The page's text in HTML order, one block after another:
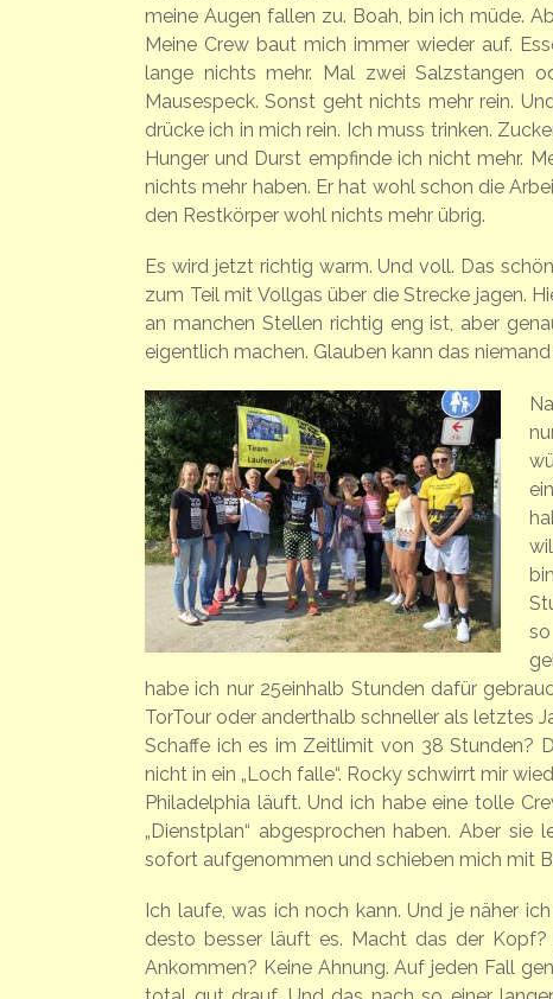
meine Augen fallen zu. Boah, bin ich müde.
Meine Crew baut mich immer wieder auf.
lange nichts mehr. Mal zwei Salzstangen
Mausespeck. Sonst geht nichts mehr rein.
drücke ich in mich rein. Ich muss trinken.
Hunger und Durst empfinde ich nicht mehr.
nichts mehr haben. Er hat wohl schon die
den Restkörper wohl nichts mehr übrig.
Es wird jetzt richtig warm. Und voll. Das
zum Teil mit Vollgas über die Strecke jagen.
an manchen Stellen richtig eng ist, aber
eigentlich machen. Glauben kann das
habe ich nur 25einhalb Stunden dafür
TorTour oder anderthalb schneller als letztes
Schaffe ich es im Zeitlimit von 38 Stunden?
nicht in ein „Loch falle“. Rocky schwirrt mir
Philadelphia läuft. Und ich habe eine tolle
„Dienstplan“ abgesprochen haben. Aber
sofort aufgenommen und schieben mich mit
Ich laufe, was ich noch kann. Und je näher
desto besser läuft es. Macht das der Kopf?
Ankommen? Keine Ahnung. Auf jeden Fall